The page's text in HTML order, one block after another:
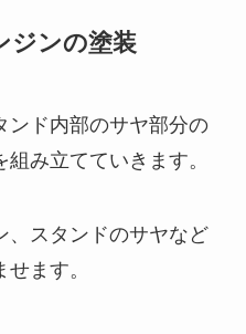
ジンの塗装
ンド内部のサヤ部分の
み立てていきます。
、スタンドのサヤなど
ます。